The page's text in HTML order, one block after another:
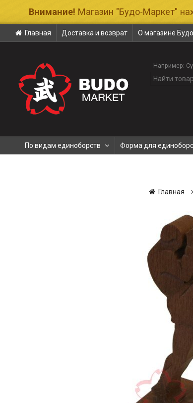
Внимание! Магазин "Будо-Маркет"
Главная Доставка и возврат О магазине
Например:
По видам единоборств Форма для
Главная